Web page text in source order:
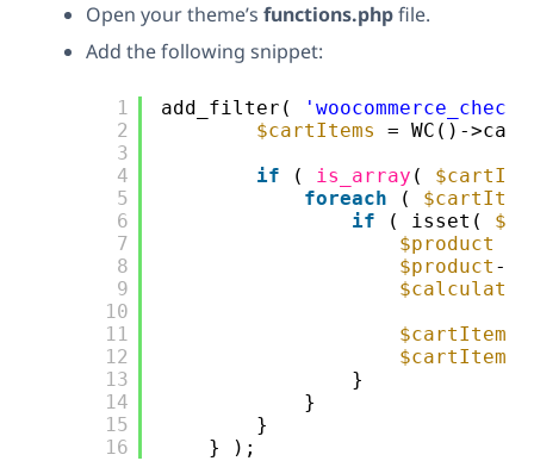
Open your theme’s functions.phpfile.
Add the following snippet:
1
2
3
4
5
6
7
8
9
10
11
12
13
14
15
16
add_filter(
$cartItems
= WC()-
if
( is_array (
foreach
(
if
( isset(
$product
$product -
$cartItem
$cartItem
}
}
}
} );